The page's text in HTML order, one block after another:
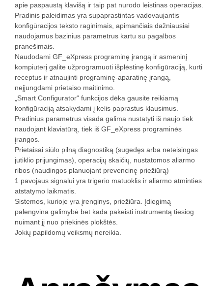
apie paspaustą klavišą ir taip pat nurodo leistinas operacijas.
Pradinis paleidimas yra supaprastintas vadovaujantis
konfigūracijos teksto raginimais, apimančiais dažniausiai
naudojamus bazinius parametrus kartu su pagalbos
pranešimais.
Naudodami GF_eXpress programinę įrangą ir asmeninį
kompiuterį galite užprogramuoti išplėstinę konfigūraciją, kurti
receptus ir atnaujinti programinę-aparatinę įrangą,
neįjungdami prietaiso maitinimo.
„Smart Configurator“ funkcijos dėka gausite reikiamą
konfigūraciją atsakydami į kelis paprastus klausimus.
Pradinius parametrus visada galima nustatyti iš naujo tiek
naudojant klaviatūrą, tiek iš GF_eXpress programinės
įrangos.
Prietaisai siūlo pilną diagnostiką (sugedęs arba neteisingas
jutiklio prijungimas), operacijų skaičių, nustatomos aliarmo
ribos (naudingos planuojant prevencinę priežiūrą)
1 pavojaus signalui yra trigerio matuoklis ir aliarmo atminties
atstatymo laikmatis.
Sistemos, kurioje yra įrenginys, priežiūra. Įdiegimą
palengvina galimybė bet kada pakeisti instrumentą tiesiog
nuimant jį nuo priekinės plokštės.
Jokių papildomų veiksmų nereikia.